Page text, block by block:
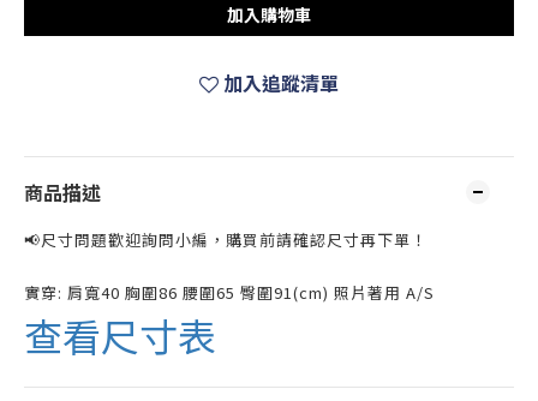
加入購物車
加入追蹤清單
商品描述
📢尺寸問題歡迎詢問小編，購買前請確認尺寸再下單！
實穿: 肩寬40 胸圍86 腰圍65 臀圍91(cm) 照片著用 A/S
查看尺寸表